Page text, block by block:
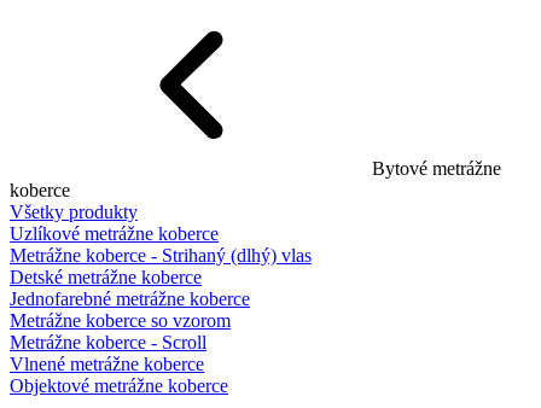
Bytové metrážne
koberce
Všetky produkty
Uzlíkové metrážne koberce
Metrážne koberce - Strihaný (dlhý) vlas
Detské metrážne koberce
Jednofarebné metrážne koberce
Metrážne koberce so vzorom
Metrážne koberce - Scroll
Vlnené metrážne koberce
Objektové metrážne koberce